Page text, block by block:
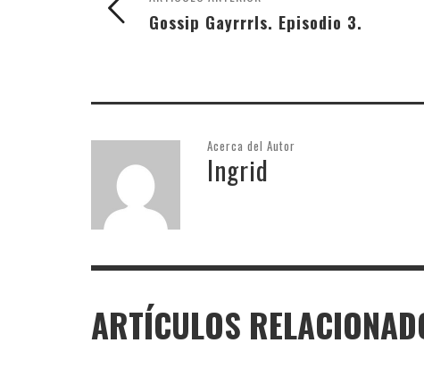
Gossip Gayrrrls. Episodio 3.
Acerca del Autor
Ingrid
ARTÍCULOS